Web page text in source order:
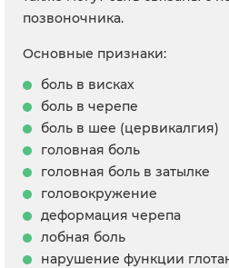
позвоночника.
Основные признаки:
боль в висках
боль в черепе
боль в шее (цервикалгия)
головная боль
головная боль в затылке
головокружение
деформация черепа
лобная боль
нарушение функции